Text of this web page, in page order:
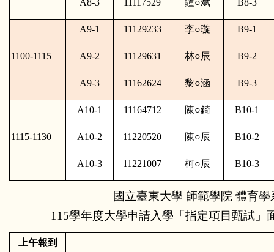
A8-3 11117529 鐘○斌 B8-3
1100-1115
A9-1 11129233 李○璇 B9-1
A9-2 11129631 林○辰 B9-2
A9-3 11162624 黎○涵 B9-3
1115-1130
A10-1 11164712 陳○錡 B10-1
A10-2 11220520 陳○辰 B10-2
A10-3 11221007 柯○辰 B10-3
國立臺東大學 師範學院 體育學
115學年度大學申請入學「指定項目甄試」
上午報到